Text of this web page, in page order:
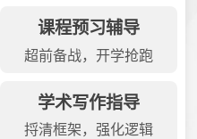
课程预习辅导
超前备战，开学抢跑
学术写作指导
捋清框架，强化逻辑